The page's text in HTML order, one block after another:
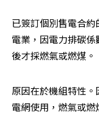
已簽訂個別售電合
電業，因電力排碳
後才採燃氣或燃煤。
原因在於機組特性
電網使用，燃氣或